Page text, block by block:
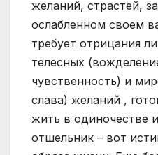
желаний, страстей,
ослабленном своем
требует отрицания
телесных
чувственность) и
слава) желаний ,
жить в одиночестве
отшельник – вот